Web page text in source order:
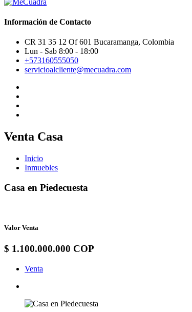
Información de Contacto
CR 31 35 12 Of 601 Bucaramanga, Colombia
Lun - Sab 8:00 - 18:00
+573160555050
servicioalcliente@mecuadra.com
Venta Casa
Inicio
Inmuebles
Casa en Piedecuesta
Valor Venta
$ 1.100.000.000 COP
Venta